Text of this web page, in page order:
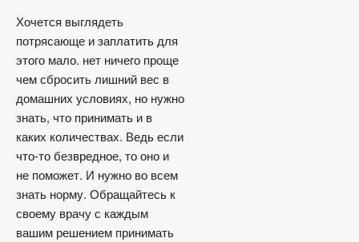
Хочется выглядеть
потрясающе и заплатить для
этого мало. нет ничего проще
чем сбросить лишний вес в
домашних условиях, но нужно
знать, что принимать и в
каких количествах. Ведь если
что-то безвредное, то оно и
не поможет. И нужно во всем
знать норму. Обращайтесь к
своему врачу с каждым
вашим решением принимать